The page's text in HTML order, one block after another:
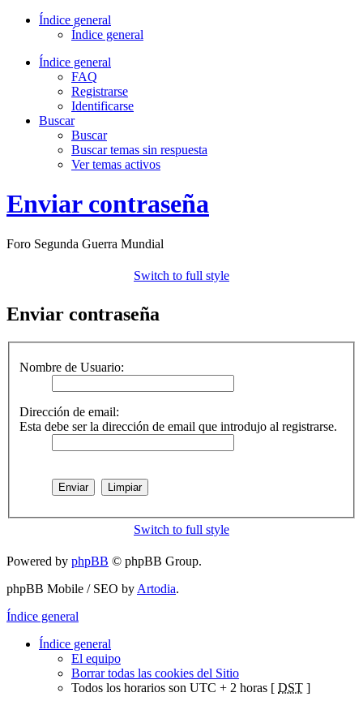
Índice general
Índice general
Índice general
FAQ
Registrarse
Identificarse
Buscar
Buscar
Buscar temas sin respuesta
Ver temas activos
Enviar contraseña
Foro Segunda Guerra Mundial
Switch to full style
Enviar contraseña
Nombre de Usuario:
Dirección de email:
Esta debe ser la dirección de email que introdujo al registrarse.
Switch to full style
Powered by phpBB © phpBB Group.
phpBB Mobile / SEO by Artodia.
Índice general
Índice general
El equipo
Borrar todas las cookies del Sitio
Todos los horarios son UTC + 2 horas [ DST ]